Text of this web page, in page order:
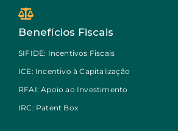
Benefícios Fiscais
SIFIDE: Incentivos Fiscais
ICE: Incentivo à Capitalização
RFAI: Apoio ao Investimento
IRC: Patent Box